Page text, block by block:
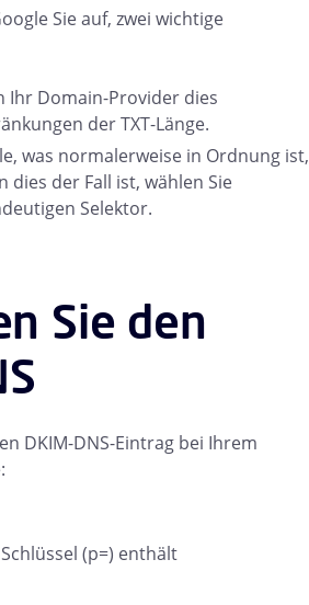
Sie auf, zwei wichtige
Ihr Domain-Provider dies
der TXT-Länge.
was normalerweise in Ordnung ist,
dies der Fall ist, wählen Sie
Selektor.
Sie den
DKIM-DNS-Eintrag bei Ihrem
(p=) enthält